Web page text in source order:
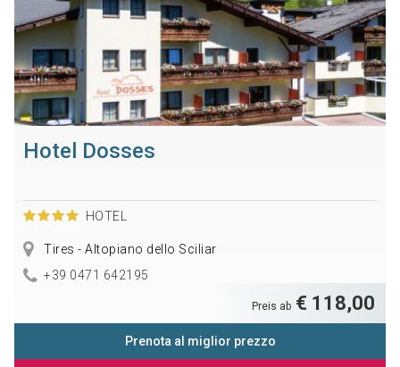
Hotel Dosses
HOTEL
Tires - Altopiano dello Sciliar
+39 0471 642195
Preis ab € 118,00
Prenota al miglior prezzo